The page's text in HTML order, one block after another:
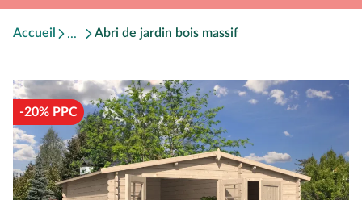
Accueil Abri de jardin bois massif
-20% PPC